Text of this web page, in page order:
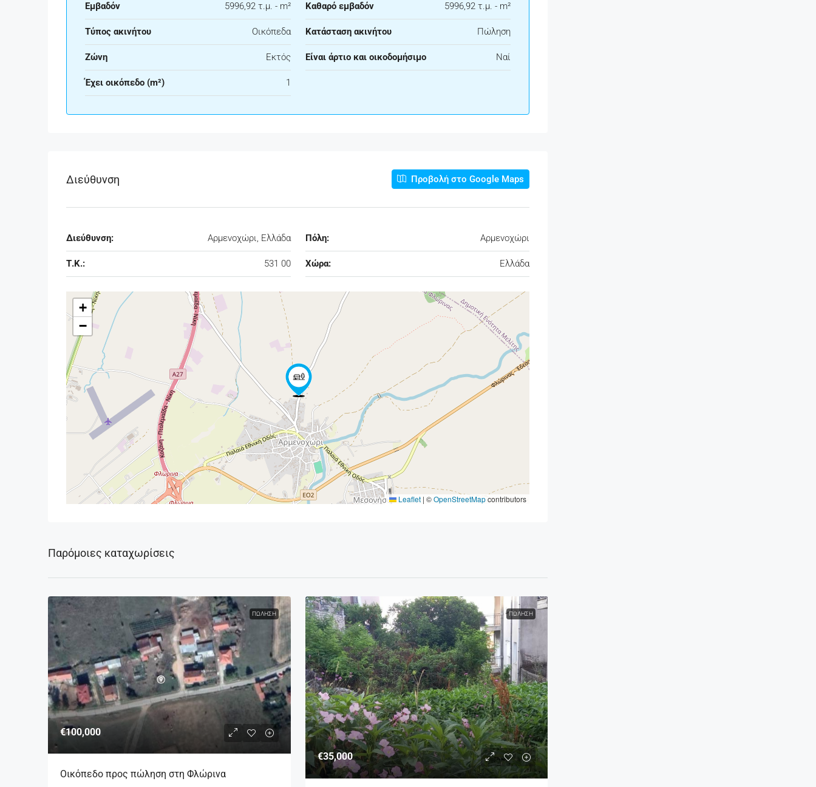
Εμβαδόν 5996,92 τ.μ. - m² Καθαρό εμβαδόν 5996,92 τ.μ. - m²
Τύπος ακινήτου Οικόπεδα Κατάσταση ακινήτου Πώληση
Ζώνη Εκτός Είναι άρτιο και οικοδομήσιμο Ναί
Έχει οικόπεδο (m²) 1
Διεύθυνση Προβολή στο Google Maps
Διεύθυνση: Αρμενοχώρι, Ελλάδα Πόλη: Αρμενοχώρι
Τ.Κ.: 531 00 Χώρα: Ελλάδα
+
−
Leaflet | ©OpenStreetMapcontributors
Παρόμοιες καταχωρίσεις
ΠΏΛΗΣΗ
€100,000
Οικόπεδο προς πώληση στη Φλώρινα
ΠΏΛΗΣΗ
€35,000